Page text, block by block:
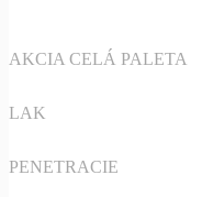
AKCIA CELÁ PALETA
LAK
PENETRACIE